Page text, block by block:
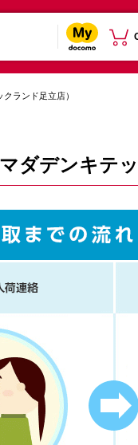
ランド足立店）
ダデンキテッ